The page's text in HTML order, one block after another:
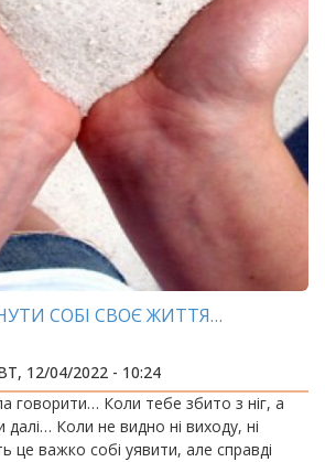
СОБІ СВОЄ ЖИТТЯ…
12/04/2022 - 10:24
говорити… Коли тебе збито з ніг, а
далі… Коли не видно ні виходу, ні
важко собі уявити, але справді